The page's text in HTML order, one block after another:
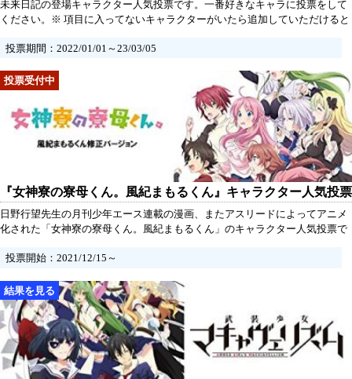
未来日記の登場キャラクター人気投票です。一番好きなキャラに投票をして
ください。※ 項目に入ってないキャラクターがいたら追加していただけると
投票期間：2022/01/01～23/03/05
『女神寮の寮母くん。風紀まもるくん』キャラクター人気投票
日野行望先生の月刊少年エース連載の漫画、またアスリードによってアニメ
化された「女神寮の寮母くん。風紀まもるくん」のキャラクター人気投票で
投票開始：2021/12/15～